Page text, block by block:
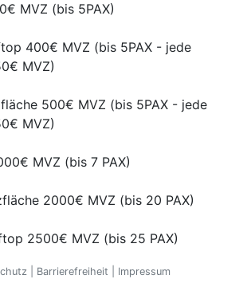
MVZ (bis 5PAX)
400€ MVZ (bis 5PAX - jede
MVZ)
500€ MVZ (bis 5PAX - jede
MVZ)
MVZ (bis 7 PAX)
2000€ MVZ (bis 20 PAX)
2500€ MVZ (bis 25 PAX)
Tischen im Backstage Bereich steht
Barrierefreiheit Impressum